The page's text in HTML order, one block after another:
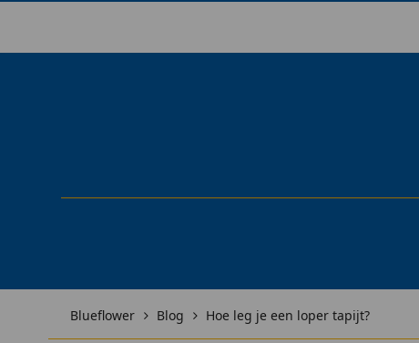
Blueflower Blog Hoe leg je een loper tapijt?